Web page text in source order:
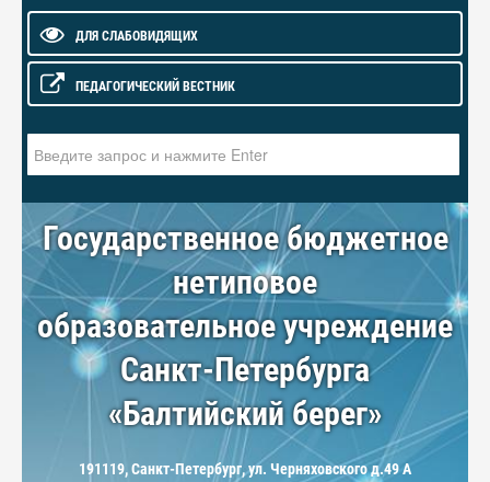
ДЛЯ СЛАБОВИДЯЩИХ
ПЕДАГОГИЧЕСКИЙ ВЕСТНИК
Государственное бюджетное
нетиповое
образовательное учреждение
Санкт-Петербурга
«Балтийский берег»
191119, Санкт-Петербург, ул. Черняховского д.49 А